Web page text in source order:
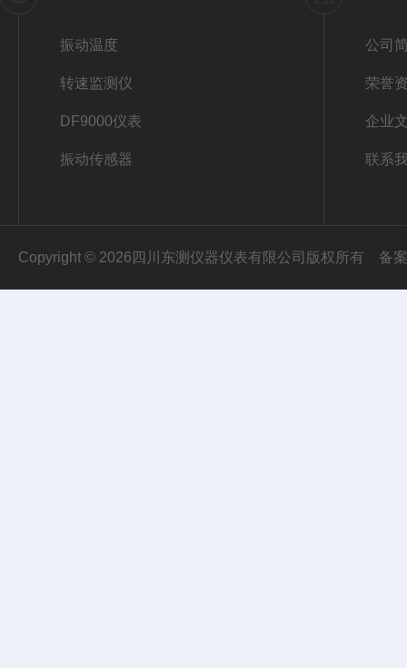
振动温度
转速监测仪
DF9000仪表
振动传感器
公司
荣誉
企业
联系
Copyright © 2026四川东测仪器仪表有限公司版权所有 备